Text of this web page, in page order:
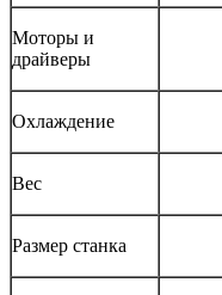
Моторы и
драйверы
Охлаждение
Вес
Размер станка